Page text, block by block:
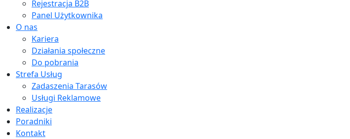
Rejestracja B2B
Panel Użytkownika
O nas
Kariera
Działania społeczne
Do pobrania
Strefa Usług
Zadaszenia Tarasów
Usługi Reklamowe
Realizacje
Poradniki
Kontakt